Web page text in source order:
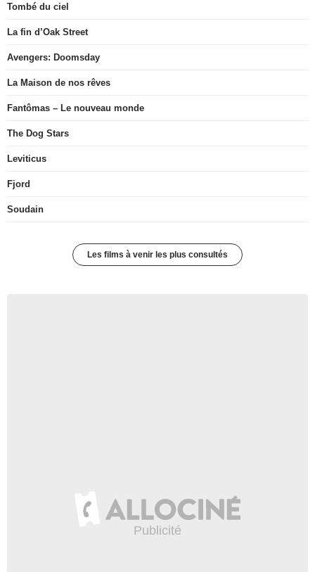
Tombé du ciel
La fin d’Oak Street
Avengers: Doomsday
La Maison de nos rêves
Fantômas – Le nouveau monde
The Dog Stars
Leviticus
Fjord
Soudain
Les films à venir les plus consultés